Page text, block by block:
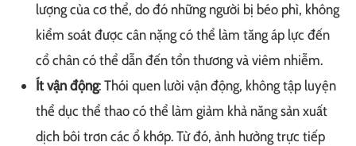
lượng của cơ thể, do đó những người bị béo phì, không
kiểm soát được cân nặng có thể làm tăng áp lực đến
cổ chân có thể dẫn đến tổn thương và viêm nhiễm.
Ít vận động: Thói quen lười vận động, không tập luyện
thể dục thể thao có thể làm giảm khả năng sản xuất
dịch bôi trơn các ổ khớp. Từ đó, ảnh hưởng trực tiếp